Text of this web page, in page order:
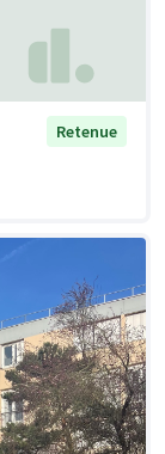
Retenue